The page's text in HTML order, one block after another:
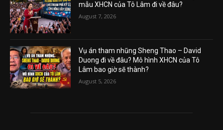
mẫu XHCN của Tô Lâm đi về đâu?
August 7, 2026
Vụ án tham nhũng Sheng Thao – David
Duong đi về đâu? Mô hình XHCN của Tô
Lâm bao giờ sẽ thành?
August 5, 2026